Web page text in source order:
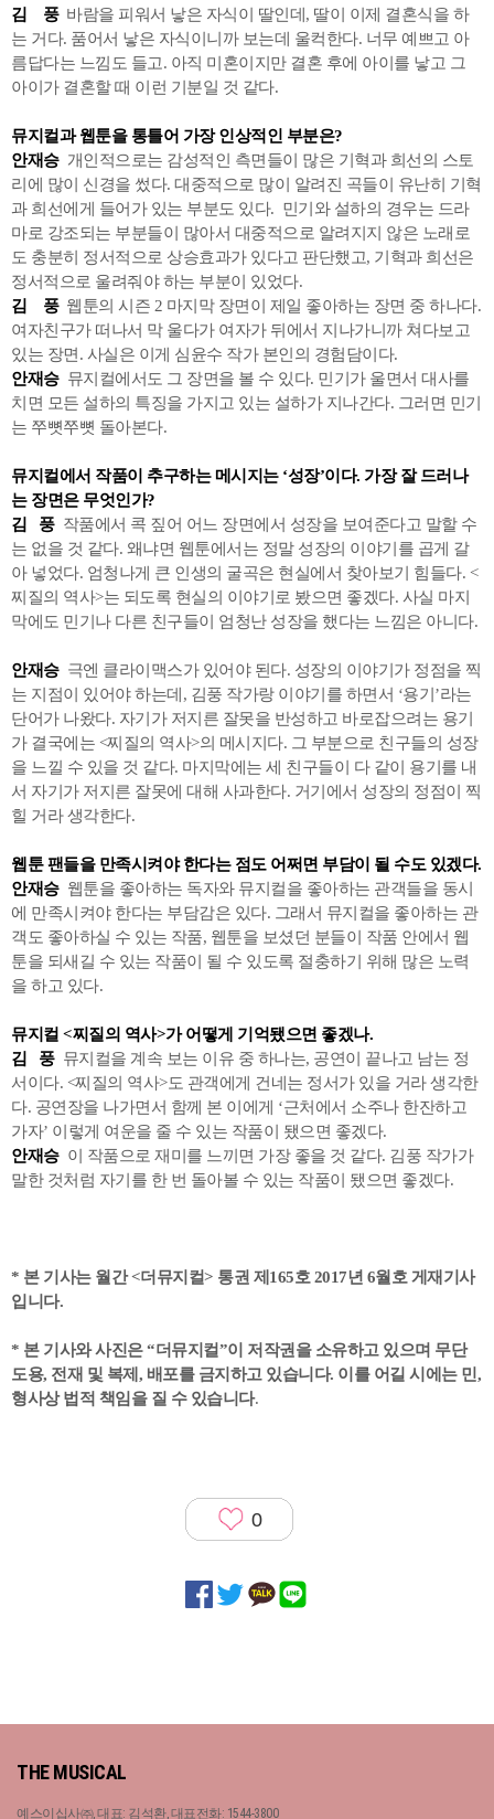
김 풍바람을 피워서 낳은 자식이 딸인데, 딸이 이제 결혼식을 하
는 거다. 품어서 낳은 자식이니까 보는데 울컥한다. 너무 예쁘고 아
름답다는 느낌도 들고. 아직 미혼이지만 결혼 후에 아이를 낳고 그
아이가 결혼할 때 이런 기분일 것 같다.
뮤지컬과 웹툰을 통틀어 가장 인상적인 부분은?
안재승 개인적으로는 감성적인 측면들이 많은 기혁과 희선의 스토
리에 많이 신경을 썼다. 대중적으로 많이 알려진 곡들이 유난히 기혁
과 희선에게 들어가 있는 부분도 있다. 민기와 설하의 경우는 드라
마로 강조되는 부분들이 많아서 대중적으로 알려지지 않은 노래로
도 충분히 정서적으로 상승효과가 있다고 판단했고, 기혁과 희선은
정서적으로 울려줘야 하는 부분이 있었다.
김 풍 웹툰의 시즌 2 마지막 장면이 제일 좋아하는 장면 중 하나다.
여자친구가 떠나서 막 울다가 여자가 뒤에서 지나가니까 쳐다보고
있는 장면. 사실은 이게 심윤수 작가 본인의 경험담이다.
안재승뮤지컬에서도 그 장면을 볼 수 있다. 민기가 울면서 대사를
치면 모든 설하의 특징을 가지고 있는 설하가 지나간다. 그러면 민기
는 쭈뼛쭈뼛 돌아본다.
뮤지컬에서 작품이 추구하는 메시지는 ‘성장’이다. 가장 잘 드러나
는 장면은 무엇인가?
김 풍작품에서 콕 짚어 어느 장면에서 성장을 보여준다고 말할 수
는 없을 것 같다. 왜냐면 웹툰에서는 정말 성장의 이야기를 곱게 갈
아 넣었다. 엄청나게 큰 인생의 굴곡은 현실에서 찾아보기 힘들다. <
찌질의 역사>는 되도록 현실의 이야기로 봤으면 좋겠다. 사실 마지
막에도 민기나 다른 친구들이 엄청난 성장을 했다는 느낌은 아니다.
안재승극엔 클라이맥스가 있어야 된다. 성장의 이야기가 정점을 찍
는 지점이 있어야 하는데, 김풍 작가랑 이야기를 하면서 ‘용기’라는
단어가 나왔다. 자기가 저지른 잘못을 반성하고 바로잡으려는 용기
가 결국에는 <찌질의 역사>의 메시지다. 그 부분으로 친구들의 성장
을 느낄 수 있을 것 같다. 마지막에는 세 친구들이 다 같이 용기를 내
서 자기가 저지른 잘못에 대해 사과한다. 거기에서 성장의 정점이 찍
힐 거라 생각한다.
웹툰 팬들을 만족시켜야 한다는 점도 어쩌면 부담이 될 수도 있겠다.
안재승웹툰을 좋아하는 독자와 뮤지컬을 좋아하는 관객들을 동시
에 만족시켜야 한다는 부담감은 있다. 그래서 뮤지컬을 좋아하는 관
객도 좋아하실 수 있는 작품, 웹툰을 보셨던 분들이 작품 안에서 웹
툰을 되새길 수 있는 작품이 될 수 있도록 절충하기 위해 많은 노력
을 하고 있다.
뮤지컬 <찌질의 역사>가 어떻게 기억됐으면 좋겠나.
김 풍뮤지컬을 계속 보는 이유 중 하나는, 공연이 끝나고 남는 정
서이다. <찌질의 역사>도 관객에게 건네는 정서가 있을 거라 생각한
다. 공연장을 나가면서 함께 본 이에게 ‘근처에서 소주나 한잔하고
가자’ 이렇게 여운을 줄 수 있는 작품이 됐으면 좋겠다.
안재승 이 작품으로 재미를 느끼면 가장 좋을 것 같다. 김풍 작가가
말한 것처럼 자기를 한 번 돌아볼 수 있는 작품이 됐으면 좋겠다.
* 본 기사는 월간 <더뮤지컬> 통권 제165호 2017년 6월호 게재기사
입니다.
* 본 기사와 사진은 “더뮤지컬”이 저작권을 소유하고 있으며 무단
도용, 전재 및 복제, 배포를 금지하고 있습니다. 이를 어길 시에는 민,
형사상 법적 책임을 질 수 있습니다.
0
THE MUSICAL
예스이십사㈜, 대표: 김석환, 대표전화: 1544-3800